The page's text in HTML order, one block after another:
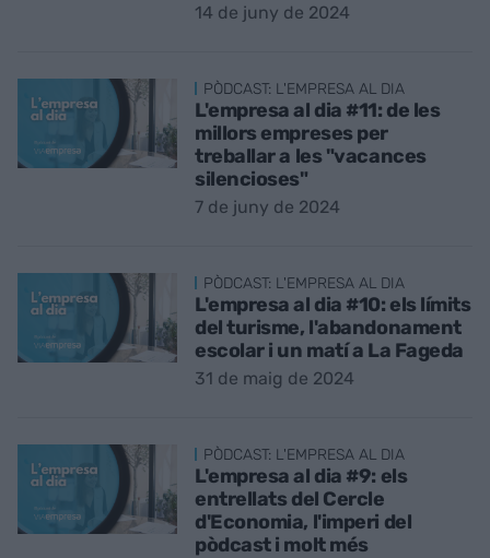
14 de juny de 2024
PÒDCAST: L'EMPRESA AL DIA
L'empresa al dia #11: de les
millors empreses per
treballar a les "vacances
silencioses"
7 de juny de 2024
PÒDCAST: L'EMPRESA AL DIA
L'empresa al dia #10: els límits
del turisme, l'abandonament
escolar i un matí a La Fageda
31 de maig de 2024
PÒDCAST: L'EMPRESA AL DIA
L'empresa al dia #9: els
entrellats del Cercle
d'Economia, l'imperi del
pòdcast i molt més